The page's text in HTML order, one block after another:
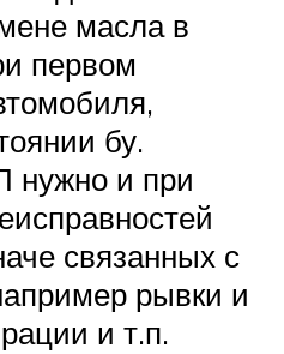
масла в
первом
бу.
нужно и при
связанных с
рывки и
и т.п.